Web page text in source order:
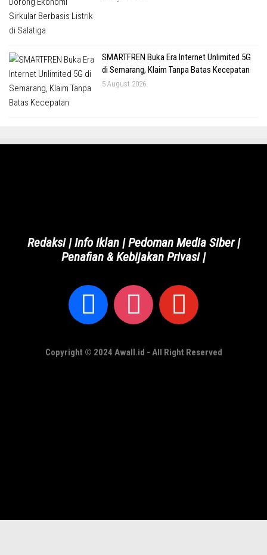
di Semarang, Klaim Tanpa Batas Kecepatan
5 August 2026
Penafian & Kebijakan Privasi|